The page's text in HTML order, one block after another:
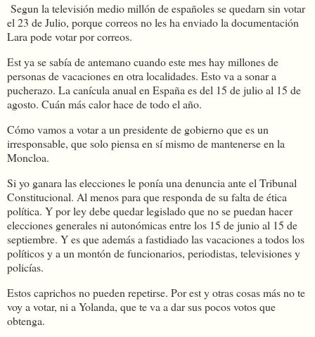
Segun la televisión medio millón de españoles se quedarn sin votar
el 23 de Julio, porque correos no les ha enviado la documentación
Lara pode votar por correos.
Est ya se sabía de antemano cuando este mes hay millones de
personas de vacaciones en otra localidades. Esto va a sonar a
pucherazo. La canícula anual en España es del 15 de julio al 15 de
agosto. Cuán más calor hace de todo el año.
Cómo vamos a votar a un presidente de gobierno que es un
irresponsable, que solo piensa en sí mismo de mantenerse en la
Moncloa.
Si yo ganara las elecciones le ponía una denuncia ante el Tribunal
Constitucional. Al menos para que responda de su falta de ética
política. Y por ley debe quedar legislado que no se puedan hacer
elecciones generales ni autonómicas entre los 15 de junio al 15 de
septiembre. Y es que además a fastidiado las vacaciones a todos los
políticos y a un montón de funcionarios, periodistas, televisiones y
policías.
Estos caprichos no pueden repetirse. Por est y otras cosas más no te
voy a votar, ni a Yolanda, que te va a dar sus pocos votos que
obtenga.